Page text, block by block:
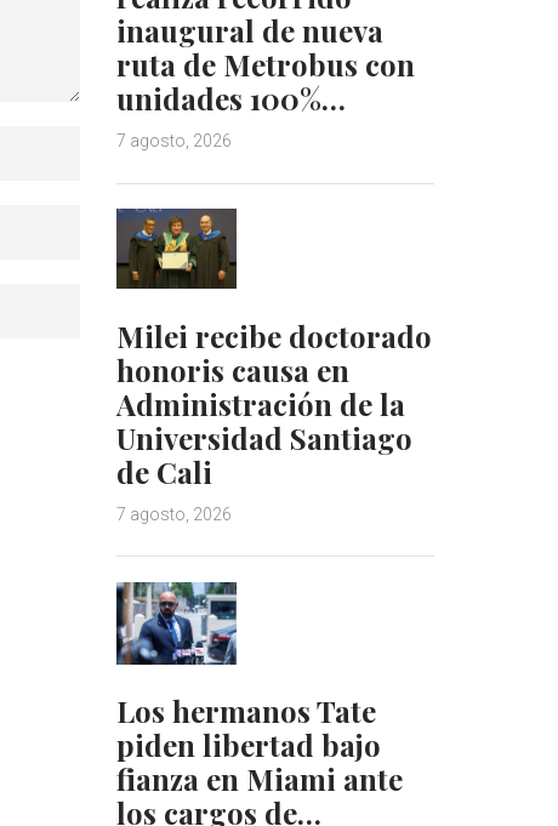
inaugural de nueva
ruta de Metrobus con
unidades 100%…
7 agosto, 2026
Milei recibe doctorado
honoris causa en
Administración de la
Universidad Santiago
de Cali
7 agosto, 2026
Los hermanos Tate
piden libertad bajo
fianza en Miami ante
los cargos de…